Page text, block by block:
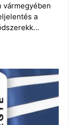
vármegyében
a